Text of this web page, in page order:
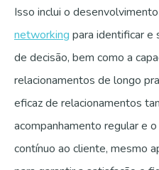
Isso inclui o
networking para identificar e
de decisão, bem como a
relacionamentos de longo
eficaz de relacionamentos
acompanhamento regular e
contínuo ao cliente, mesmo